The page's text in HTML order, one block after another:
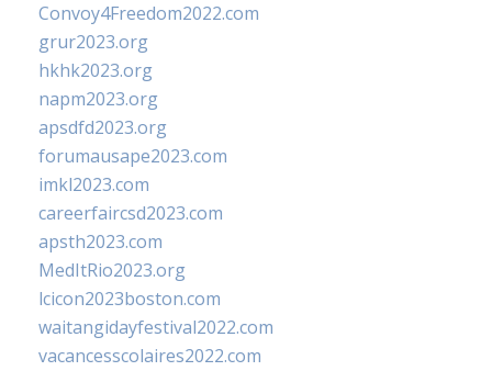
Convoy4Freedom2022.com
grur2023.org
hkhk2023.org
napm2023.org
apsdfd2023.org
forumausape2023.com
imkl2023.com
careerfaircsd2023.com
apsth2023.com
MedItRio2023.org
lcicon2023boston.com
waitangidayfestival2022.com
vacancesscolaires2022.com